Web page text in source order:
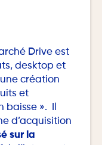
Drive est
desktop et
création
et
baisse ». Il
d’acquisition
sur la